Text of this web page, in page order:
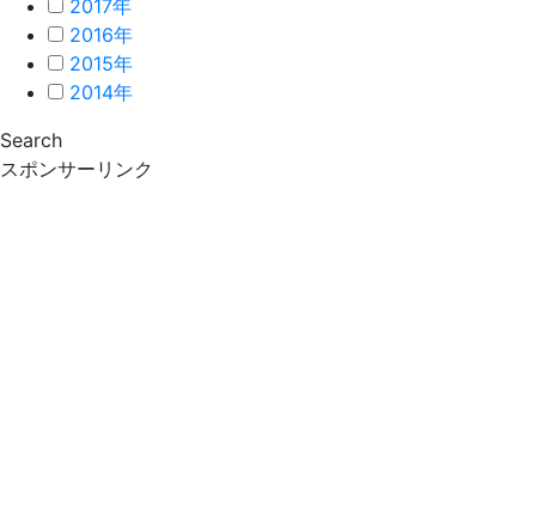
2017年
2016年
2015年
2014年
Search
スポンサーリンク